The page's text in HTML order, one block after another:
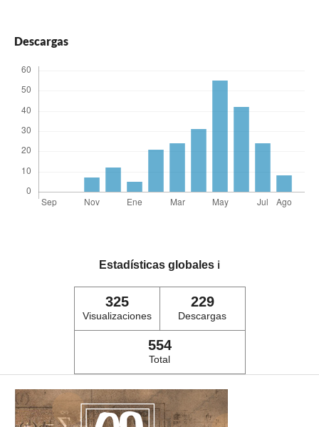
Descargas
Estadísticas globales ℹ️
325
Visualizaciones
229
Descargas
554
Total